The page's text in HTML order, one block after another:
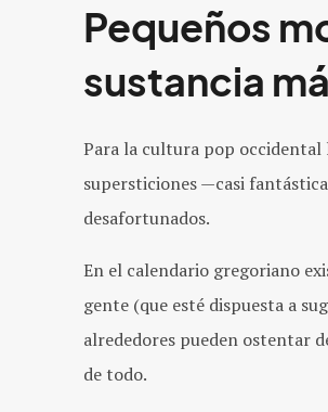
Pequeños
sustancia
Para la cultura pop occidental
supersticiones —casi
desafortunados.
En el calendario gregoriano
gente (que esté dispuesta a
alrededores pueden ostentar
de todo.